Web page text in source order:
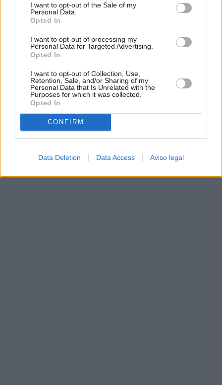
cualquier momento entrando de nuevo en este sitio web o
visitando nuestra política de privacidad.
I want to opt-out of the Sale of my
Personal Data.
Opted In
I want to opt-out of processing my
Personal Data for Targeted Advertising.
Opted In
I want to opt-out of Collection, Use,
Retention, Sale, and/or Sharing of my
Personal Data that Is Unrelated with the
Purposes for which it was collected.
Opted In
CONFIRM
Data Deletion Data Access Aviso legal